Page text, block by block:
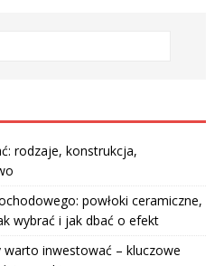
rodzaje, konstrukcja,
powłoki ceramiczne,
wybrać i jak dbać o efekt
warto inwestować – kluczowe